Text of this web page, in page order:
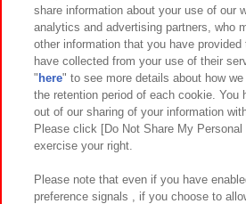
Affiliate Sustainability site
Web accessibility policy and
Together with our business partners
Customer Harassment
Frequently Asked Questions /
share information about your use of our
analytics and advertising partners, who
other information that you have
have collected from your use of their
" here" to see more details about how
the retention period of each cookie. You
out of our sharing of your information
Please click [Do Not Share My
exercise your right.
Please note that even if you have
preference signals , if you choose to